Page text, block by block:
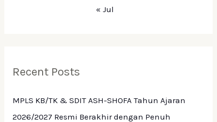
« Jul
Recent Posts
MPLS KB/TK & SDIT ASH-SHOFA Tahun Ajaran
2026/2027 Resmi Berakhir dengan Penuh